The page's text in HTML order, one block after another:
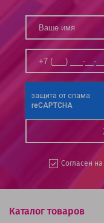
Согласен на
Каталог товаров